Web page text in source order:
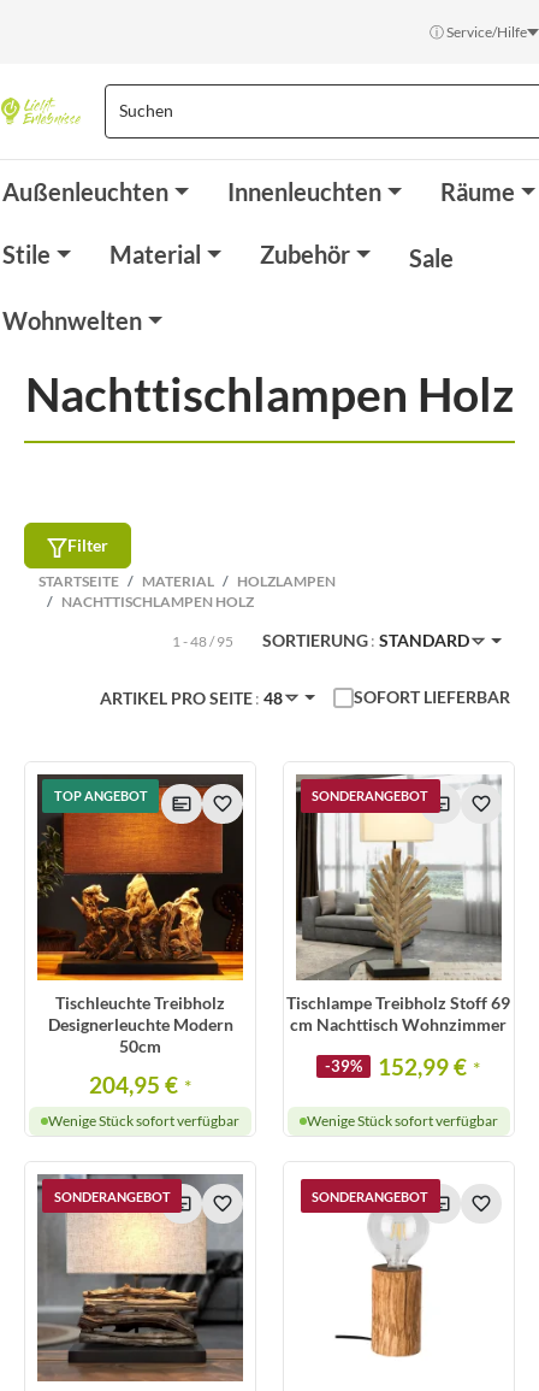
ⓘ Service/Hilfe
Außenleuchten Innenleuchten Räume
Stile Material Zubehör Sale
Wohnwelten
Nachttischlampen Holz
Filter
STARTSEITE MATERIAL
HOLZLAMPEN
NACHTTISCHLAMPEN HOLZ
1 - 48 / 95 SORTIERUNG STANDARD
ARTIKEL PRO SEITE 48 SOFORT LIEFERBAR
TOP ANGEBOT
Tischleuchte Treibholz
Designerleuchte Modern
50cm
204,95 € *
Wenige Stück sofort verfügbar
SONDERANGEBOT
Tischlampe Treibholz Stoff 69
cm Nachttisch Wohnzimmer
-39% 152,99 € *
Wenige Stück sofort verfügbar
SONDERANGEBOT SONDERANGEBOT